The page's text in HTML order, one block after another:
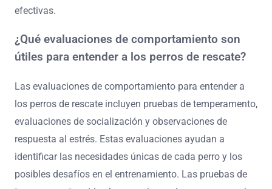
efectivas.
¿Qué evaluaciones de comportamiento son
útiles para entender a los perros de rescate?
Las evaluaciones de comportamiento para entender a
los perros de rescate incluyen pruebas de temperamento,
evaluaciones de socialización y observaciones de
respuesta al estrés. Estas evaluaciones ayudan a
identificar las necesidades únicas de cada perro y los
posibles desafíos en el entrenamiento. Las pruebas de